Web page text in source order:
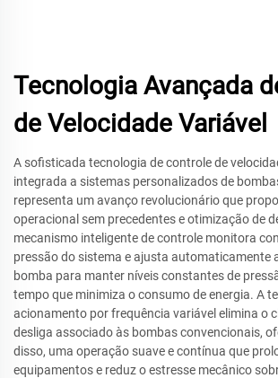
Tecnologia Avançada
de Velocidade Variável
A sofisticada tecnologia de controle de
integrada a sistemas personalizados de
representa um avanço revolucionário que
operacional sem precedentes e otimização de
mecanismo inteligente de controle monitora
pressão do sistema e ajusta automaticamente
bomba para manter níveis constantes de
tempo que minimiza o consumo de energia. A
acionamento por frequência variável elimina o
desliga associado às bombas convencionais,
disso, uma operação suave e contínua que
equipamentos e reduz o estresse mecânico